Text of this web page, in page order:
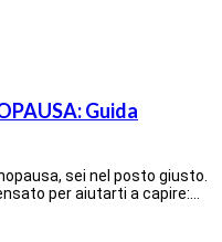
Guida
sei nel posto giusto.
per aiutarti a capire:…